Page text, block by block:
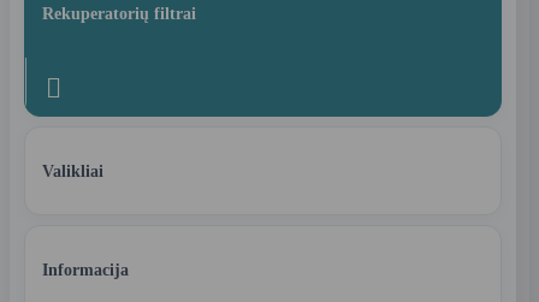
Rekuperatorių filtrai

Valikliai
Informacija